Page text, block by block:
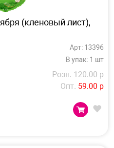
(кленовый лист),
Арт: 13396
В упак: 1 шт
Розн. 120.00 р
Опт. 59.00 р